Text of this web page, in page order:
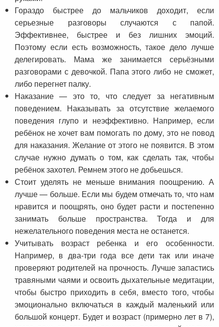
Гораздо быстрее до мальчиков доходит, если
серьезные разговоры случаются с папой.
Эффективнее, быстрее и без лишних эмоций.
Поэтому если есть возможность, такое дело лучше
делегировать. Мама же занимается серьёзными
разговорами с девочкой. Папа этого либо не сможет,
либо перегнет палку.
Наказание — это то, что следует за негативным
поведением. Наказывать за отсутствие желаемого
поведения глупо и неэффективно. Например, если
ребёнок не хочет вам помогать по дому, это не повод
для наказания. Желание от этого не появится. В этом
случае нужно думать о том, как сделать так, чтобы
ребёнок захотел. Ремнем этого не добьешься.
Стоит уделять не меньше внимания поощрению. А
лучше — больше. Если мы будем отмечать то, что нам
нравится и поощрять, оно будет расти и постепенно
занимать больше пространства. Тогда и для
нежелательного поведения места не останется.
Учитывать возраст ребенка и его особенности.
Например, в два-три года все дети так или иначе
проверяют родителей на прочность. Лучше запастись
травяными чаями и освоить дыхательные медитации,
чтобы быстро приходить в себя, вместо того, чтобы
эмоционально включаться в каждый маленький или
большой концерт. Будет и возраст (примерно лет в 7),